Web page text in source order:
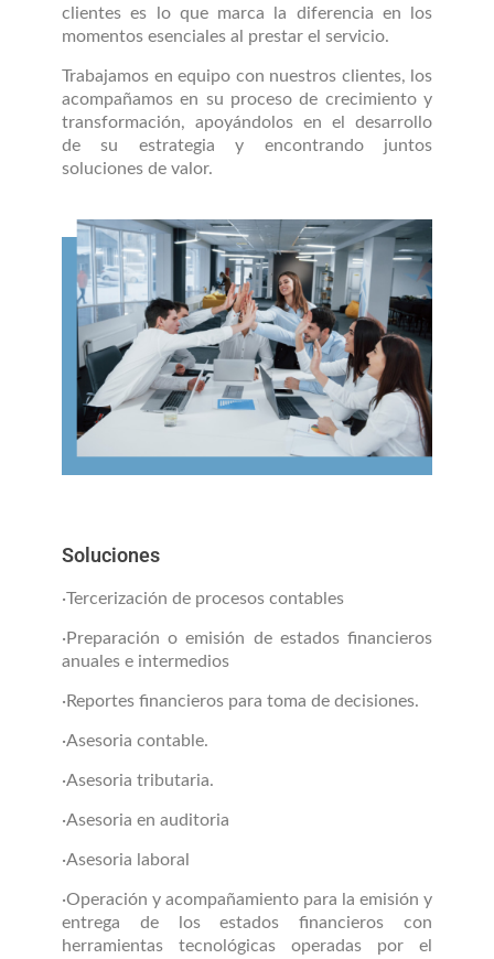
clientes es lo que marca la diferencia en los
momentos esenciales al prestar el servicio.
Trabajamos en equipo con nuestros clientes, los
acompañamos en su proceso de crecimiento y
transformación, apoyándolos en el desarrollo
de su estrategia y encontrando juntos
soluciones de valor.
Soluciones
·Tercerización de procesos contables
·Preparación o emisión de estados financieros
anuales e intermedios
·Reportes financieros para toma de decisiones.
·Asesoria contable.
·Asesoria tributaria.
·Asesoria en auditoria
·Asesoria laboral
·Operación y acompañamiento para la emisión y
entrega de los estados financieros con
herramientas tecnológicas operadas por el